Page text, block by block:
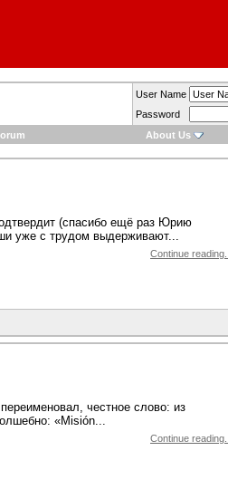
User Name
Password
About Us
(спасибо ещё раз Юрию
уже с трудом выдерживают...
Continue reading...
честное слово: из
«Misión...
Continue reading...